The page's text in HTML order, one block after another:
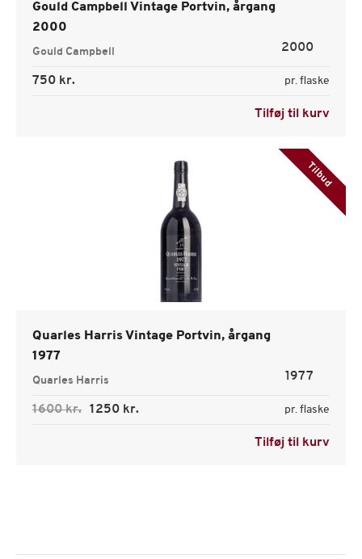
Gould Campbell Vintage Portvin, årgang
2000
Gould Campbell 2000
750 kr. pr. flaske
Tilføj til kurv
Tilbud
Quarles Harris Vintage Portvin, årgang
1977
Quarles Harris 1977
1600 kr. 1250 kr. pr. flaske
Tilføj til kurv